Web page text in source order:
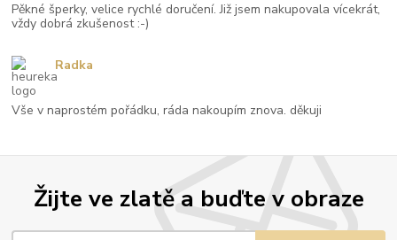
Žijte ve zlatě a buďte v obraze
Pěkné šperky, velice rychlé doručení. Již jsem nakupovala vícekrát,
vždy dobrá zkušenost :-)
Vše v naprostém pořádku, ráda nakoupím znova. děkuji
Radka